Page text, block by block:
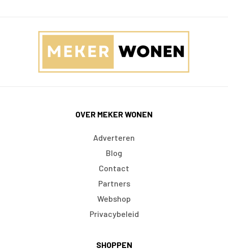
OVER MEKER WONEN
Adverteren
Blog
Contact
Partners
Webshop
Privacybeleid
SHOPPEN